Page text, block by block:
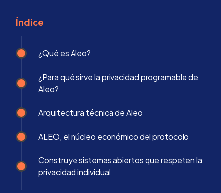
Índice
¿Qué es Aleo?
¿Para qué sirve la privacidad programable de
Aleo?
Arquitectura técnica de Aleo
ALEO, el núcleo económico del protocolo
Construye sistemas abiertos que respeten la
privacidad individual